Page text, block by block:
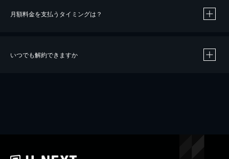
※40％ポイント還元の対象は、クレジットカード決済による作品の購入 / レンタルです。
iOSアプリのUコイン決済による作品の購入 / レンタルは、20％のポイント還元です。
月額料金を支払うタイミングは？
いつでも解約できますか